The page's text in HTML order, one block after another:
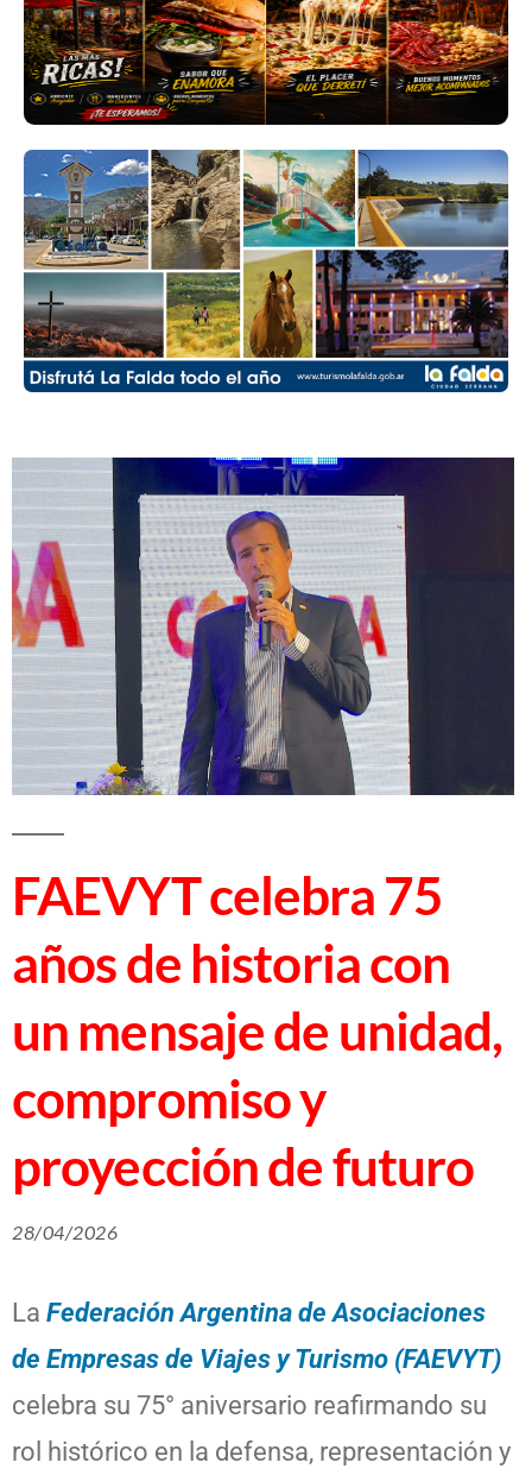
FAEVYT celebra 75
años de historia con
un mensaje de unidad,
compromiso y
proyección de futuro
28/04/2026
La Federación Argentina de Asociaciones
de Empresas de Viajes y Turismo (FAEVYT)
celebra su 75° aniversario reafirmando su
rol histórico en la defensa, representación y